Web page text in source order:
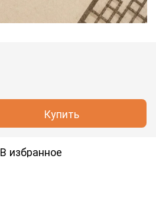
Купить
В избранное